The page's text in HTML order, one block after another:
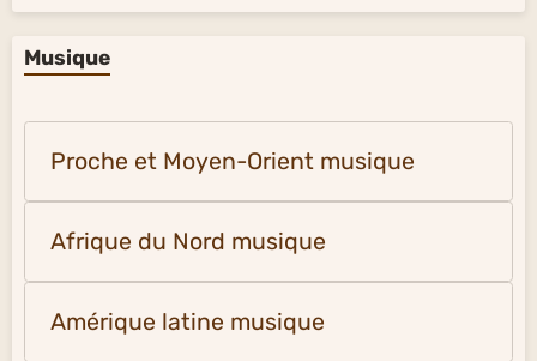
Musique
Proche et Moyen-Orient musique
Afrique du Nord musique
Amérique latine musique